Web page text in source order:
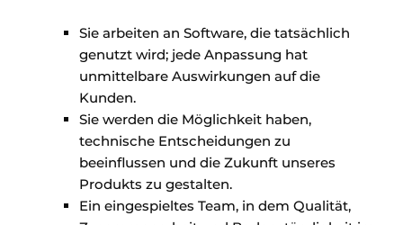
Sie arbeiten an Software, die tatsächlich
genutzt wird; jede Anpassung hat
unmittelbare Auswirkungen auf die
Kunden.
Sie werden die Möglichkeit haben,
technische Entscheidungen zu
beeinflussen und die Zukunft unseres
Produkts zu gestalten.
Ein eingespieltes Team, in dem Qualität,